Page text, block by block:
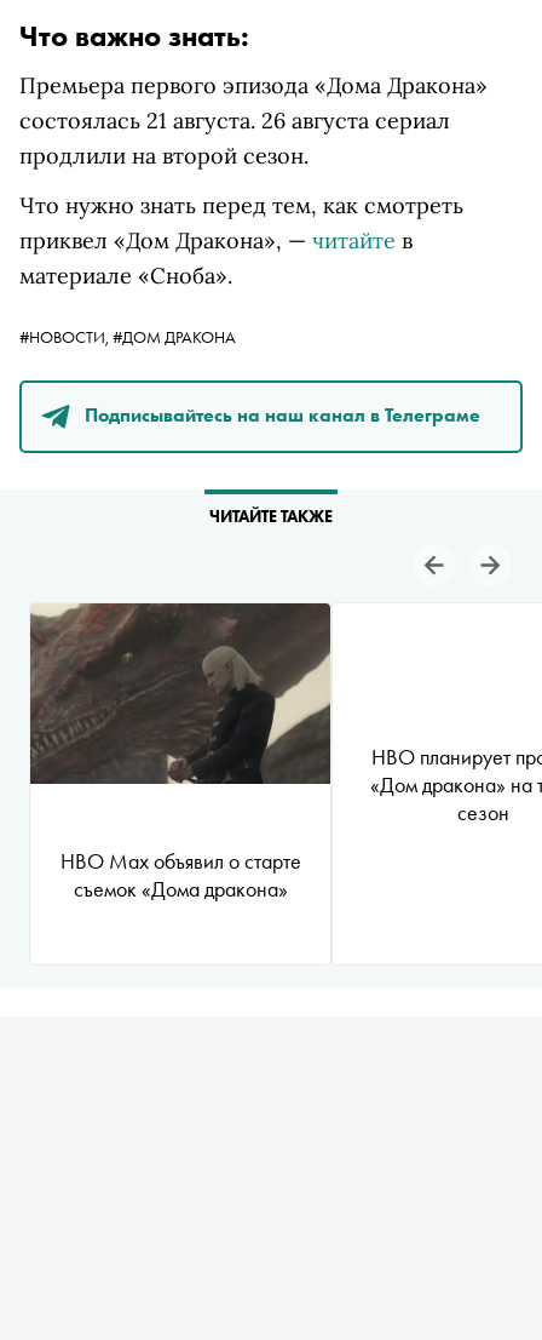
Что важно знать:
Премьера первого эпизода «Дома Дракона»
состоялась 21 августа. 26 августа сериал
продлили на второй сезон.
Что нужно знать перед тем, как смотреть
приквел «Дом Дракона», — читайте в
материале «Сноба».
#НОВОСТИ, #ДОМ ДРАКОНА
Подписывайтесь на наш канал в Телеграме
ЧИТАЙТЕ ТАКЖЕ
HBO Max объявил о старте
съемок «Дома дракона»
HBO планирует
«Дом дракона» на
сезон